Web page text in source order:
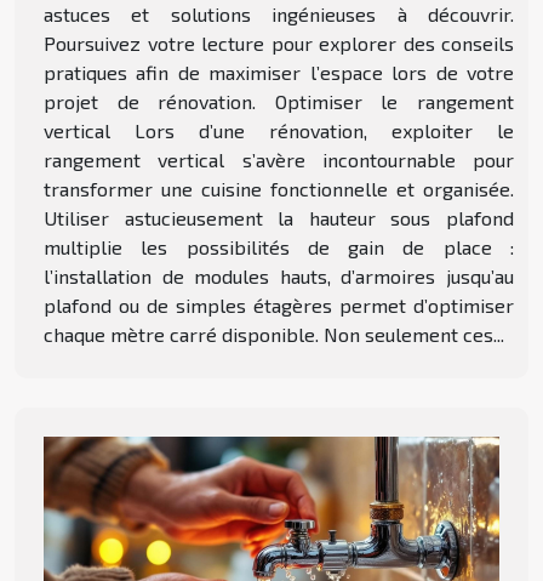
astuces et solutions ingénieuses à découvrir.
Poursuivez votre lecture pour explorer des conseils
pratiques afin de maximiser l’espace lors de votre
projet de rénovation. Optimiser le rangement
vertical Lors d’une rénovation, exploiter le
rangement vertical s’avère incontournable pour
transformer une cuisine fonctionnelle et organisée.
Utiliser astucieusement la hauteur sous plafond
multiplie les possibilités de gain de place :
l’installation de modules hauts, d’armoires jusqu’au
plafond ou de simples étagères permet d’optimiser
chaque mètre carré disponible. Non seulement ces...